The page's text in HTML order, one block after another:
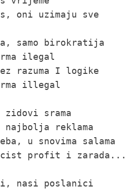
oni uzimaju sve
samo birokratija
ilegal
razuma I logike
illegal
zidovi srama
najbolja reklama
u snovima salama
cist profit i zarada...
nasi poslanici